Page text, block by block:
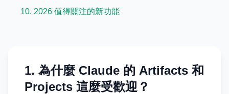
10. 2026 值得關注的新功能
1. 為什麼 Claude 的 Artifacts 和
Projects 這麼受歡迎？